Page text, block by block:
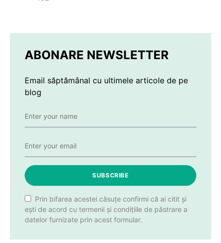
ABONARE NEWSLETTER
Email săptămânal cu ultimele articole de pe
blog
SUBSCRIBE
Prin bifarea acestei căsuțe confirmi că ai citit și
ești de acord cu termenii și condițiile de păstrare a
datelor furnizate prin acest formular.